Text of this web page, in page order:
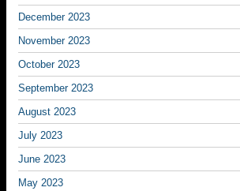
December 2023
November 2023
October 2023
September 2023
August 2023
July 2023
June 2023
May 2023